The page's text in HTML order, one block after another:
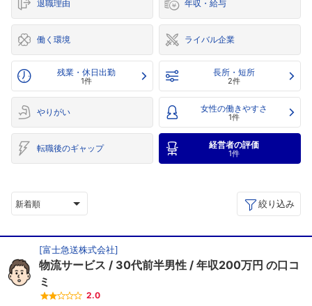
退職理由 年収・給与
働く環境 ライバル企業
残業・休日出勤
1件
長所・短所
2件
やりがい 女性の働きやすさ
1件
転職後のギャップ 経営者の評価
1件
新着順 絞り込み
[富士急送株式会社]
物流サービス 30代前半男性 年収200万円 の口コ
ミ
2.0